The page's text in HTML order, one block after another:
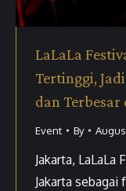
LaLaLa
Tertinggi,
dan Terbesar
Event By
Jakarta,
Jakarta